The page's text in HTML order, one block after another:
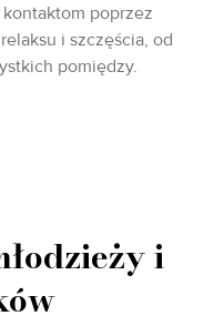
poprzez
i szczęścia, od
pomiędzy.
i